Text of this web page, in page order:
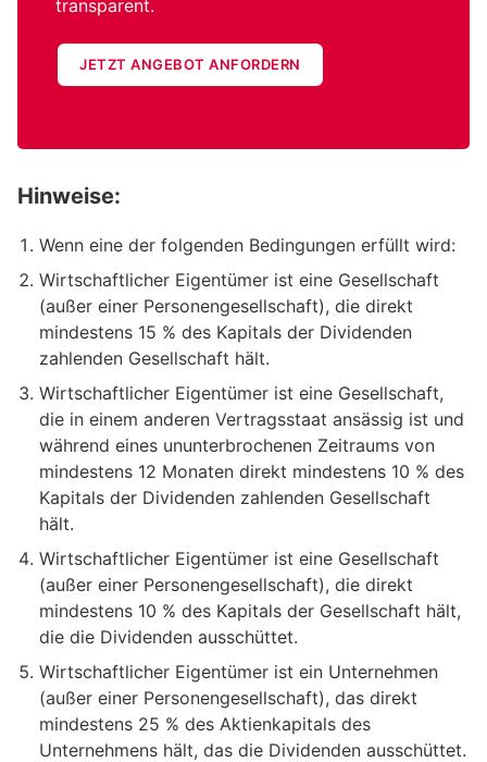
transparent.
JETZT ANGEBOT ANFORDERN
Hinweise:
Wenn eine der folgenden Bedingungen erfüllt wird:
Wirtschaftlicher Eigentümer ist eine Gesellschaft
(außer einer Personengesellschaft), die direkt
mindestens 15 % des Kapitals der Dividenden
zahlenden Gesellschaft hält.
Wirtschaftlicher Eigentümer ist eine Gesellschaft,
die in einem anderen Vertragsstaat ansässig ist und
während eines ununterbrochenen Zeitraums von
mindestens 12 Monaten direkt mindestens 10 % des
Kapitals der Dividenden zahlenden Gesellschaft
hält.
Wirtschaftlicher Eigentümer ist eine Gesellschaft
(außer einer Personengesellschaft), die direkt
mindestens 10 % des Kapitals der Gesellschaft hält,
die die Dividenden ausschüttet.
Wirtschaftlicher Eigentümer ist ein Unternehmen
(außer einer Personengesellschaft), das direkt
mindestens 25 % des Aktienkapitals des
Unternehmens hält, das die Dividenden ausschüttet.